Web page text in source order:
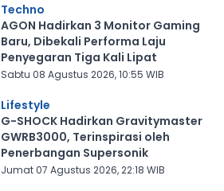
Techno
AGON Hadirkan 3 Monitor Gaming
Baru, Dibekali Performa Laju
Penyegaran Tiga Kali Lipat
Sabtu 08 Agustus 2026, 10:55 WIB
Lifestyle
G-SHOCK Hadirkan Gravitymaster
GWRB3000, Terinspirasi oleh
Penerbangan Supersonik
Jumat 07 Agustus 2026, 22:18 WIB